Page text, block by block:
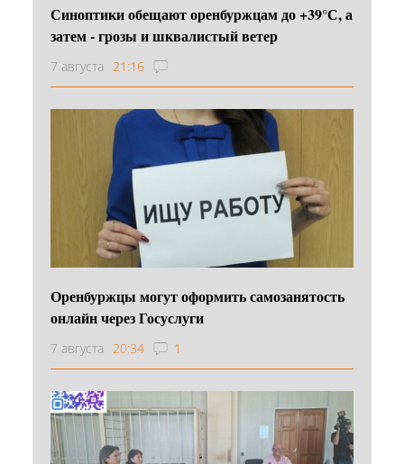
Синоптики обещают оренбуржцам до +39°С, а
затем - грозы и шквалистый ветер
7 августа 21:16
Оренбуржцы могут оформить самозанятость
онлайн через Госуслуги
7 августа 20:34 1